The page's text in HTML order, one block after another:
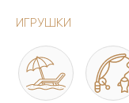
ИГРУШКИ